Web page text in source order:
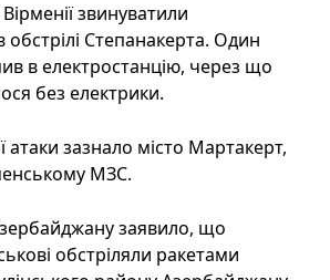
звинуватили
Степанакерта. Один
в електростанцію, через що
без електрики.
атаки зазнало місто Мартакерт,
МЗС.
заявило, що
обстріляли ракетами